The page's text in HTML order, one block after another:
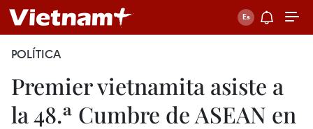
POLÍTICA
Premier vietnamita asiste a
la 48.ª Cumbre de ASEAN en